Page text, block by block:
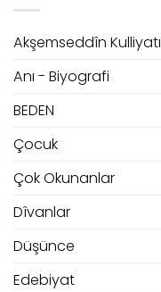
Akşemseddîn Kulliyatı
Anı - Biyografi
BEDEN
Çocuk
Çok Okunanlar
Dîvanlar
Düşünce
Edebiyat